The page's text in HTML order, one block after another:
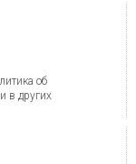
об
в других